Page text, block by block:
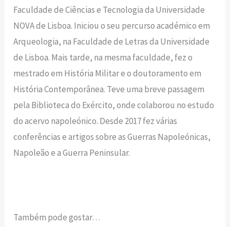
Faculdade de Ciências e Tecnologia da Universidade
NOVA de Lisboa. Iniciou o seu percurso académico em
Arqueologia, na Faculdade de Letras da Universidade
de Lisboa. Mais tarde, na mesma faculdade, fez o
mestrado em História Militar e o doutoramento em
História Contemporânea. Teve uma breve passagem
pela Biblioteca do Exército, onde colaborou no estudo
do acervo napoleónico. Desde 2017 fez várias
conferências e artigos sobre as Guerras Napoleónicas,
Napoleão e a Guerra Peninsular.
Também pode gostar…